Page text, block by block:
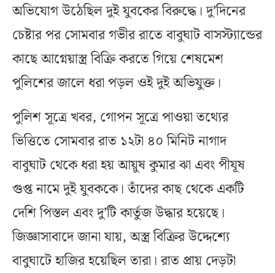
অভিযোগ উঠেছিল দুই যুবকের বিরুদ্ধে। দু’দিনের
চেষ্টার পর সোমবার গভীর রাতে বাবুঘাট বাসস্ট্যান্ডের
কাছে আগ্নেয়াস্ত্র বিক্রি করতে গিয়ে শেষমেশ
পুলিশের জালে ধরা পড়ল ওই দুই অভিযুক্ত।
পুলিশ সূত্রে খবর, গোপন সূত্রে পাওয়া তথ্যের
ভিত্তিতে সোমবার রাত ১২টা ৪০ মিনিট নাগাদ
বাবুঘাট থেকে ধরা হয় আয়ুষ কুমার ঝা এবং পীযূষ
গুপ্ত নামে দুই যুবককে। তাঁদের কাছ থেকে একটি
দেশি পিস্তল এবং দু’টি কার্তুজ উদ্ধার হয়েছে।
জিজ্ঞাসাবাদে জানা যায়, অস্ত্র বিক্রির উদ্দেশ্যে
বাবুঘাটে হাজির হয়েছিল তারা। রাত প্রায় দেড়টা